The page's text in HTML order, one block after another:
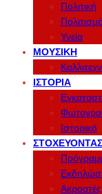
Πολιτική
Υγεία
ΜΟΥΣΙΚΉ
ΙΣΤΟΡΊΑ
Ιστορικό
ΣΤΟΧΕΎΟΝΤΑΣ
Ακροατές